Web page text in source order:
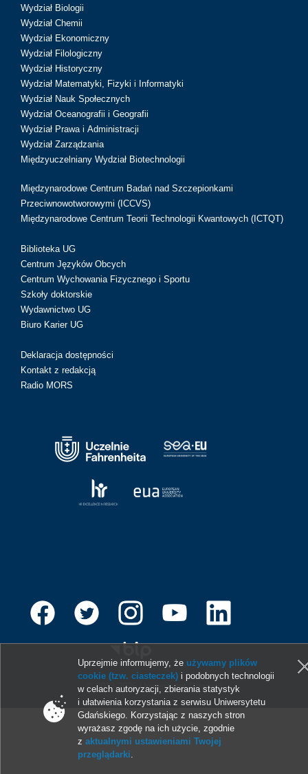
Wydział Biologii
Wydział Chemii
Wydział Ekonomiczny
Wydział Filologiczny
Wydział Historyczny
Wydział Matematyki, Fizyki i Informatyki
Wydział Nauk Społecznych
Wydział Oceanografii i Geografii
Wydział Prawa i Administracji
Wydział Zarządzania
Międzyuczelniany Wydział Biotechnologii
Międzynarodowe Centrum Badań nad Szczepionkami
Przeciwnowotworowymi (ICCVS)
Międzynarodowe Centrum Teorii Technologii Kwantowych (ICTQT)
Biblioteka UG
Centrum Języków Obcych
Centrum Wychowania Fizycznego i Sportu
Szkoły doktorskie
Wydawnictwo UG
Biuro Karier UG
Deklaracja dostępności
Kontakt z redakcją
Radio MORS
© 2013-2026 Uniwersytet Gdański
Uprzejmie informujemy, że używamy plików
cookie (tzw. ciasteczek) i podobnych technologii
w celach autoryzacji, zbierania statystyk
i ułatwienia korzystania z serwisu Uniwersytetu
Gdańskiego. Korzystając z naszych stron
wyrażasz zgodę na ich użycie, zgodnie
zaktualnymi ustawieniami Twojej
przeglądarki.